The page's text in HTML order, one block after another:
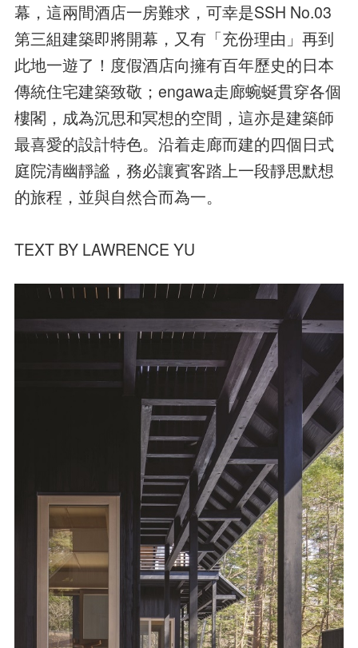
幕，這兩間酒店一房難求，可幸是SSH No.03
第三組建築即將開幕，又有「充份理由」再到
此地一遊了！度假酒店向擁有百年歷史的日本
傳統住宅建築致敬；engawa走廊蜿蜒貫穿各個
樓閣，成為沉思和冥想的空間，這亦是建築師
最喜愛的設計特色。沿着走廊而建的四個日式
庭院清幽靜謐，務必讓賓客踏上一段靜思默想
的旅程，並與自然合而為一。
TEXT BY LAWRENCE YU